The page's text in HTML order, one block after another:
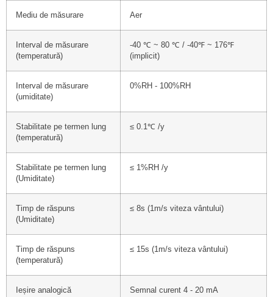
Mediu de măsurare Aer
Interval de măsurare
(temperatură)
-40 ℃ ~ 80 ℃ / -40℉ ~ 176℉
(implicit)
Interval de măsurare
(umiditate)
0%RH - 100%RH
Stabilitate pe termen lung
(temperatură)
≤ 0.1℃ /y
Stabilitate pe termen lung
(Umiditate)
≤ 1%RH /y
Timp de răspuns
(Umiditate)
≤ 8s (1m/s viteza vântului)
Timp de răspuns
(temperatură)
≤ 15s (1m/s viteza vântului)
Ieșire analogică Semnal curent 4 - 20 mA